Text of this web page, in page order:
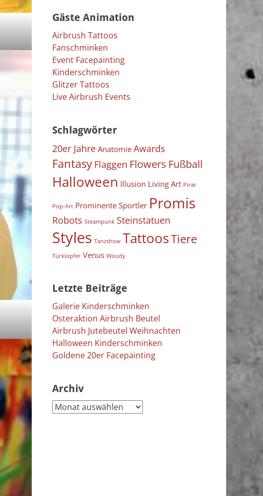
Gäste Animation
Airbrush Tattoos
Fanschminken
Event Facepainting
Kinderschminken
Glitzer Tattoos
Live Airbrush Events
Schlagwörter
20er Jahre Anatomie Awards
Fantasy Flaggen Flowers Fußball
Halloween Illusion Living Art Pirat
Pop-Art Prominente Sportler Promis
Robots Steampunk Steinstatuen
Styles Tanzshow TattoosTiere
Türklopfer Venus Woody
Letzte Beiträge
Galerie Kinderschminken
Osteraktion Airbrush Beutel
Airbrush Jutebeutel Weihnachten
Halloween Kinderschminken
Goldene 20er Facepainting
Archiv
Archiv